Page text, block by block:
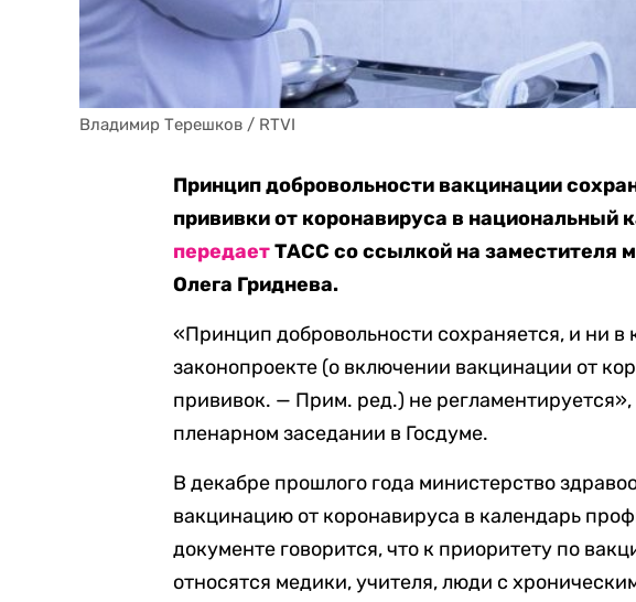
Владимир Терешков / RTVI
Принцип добровольности вакцинации
прививки от коронавируса в национальный
передаетТАСС со ссылкой на заместителя
Олега Гриднева.
«Принцип добровольности сохраняется, и ни в
законопроекте (о включении вакцинации от
прививок. — Прим. ред.) не
пленарном заседании в Госдуме.
В декабре прошлого года министерство
вакцинацию от коронавируса в календарь
документе говорится, что к приоритету по
относятся медики, учителя, люди с